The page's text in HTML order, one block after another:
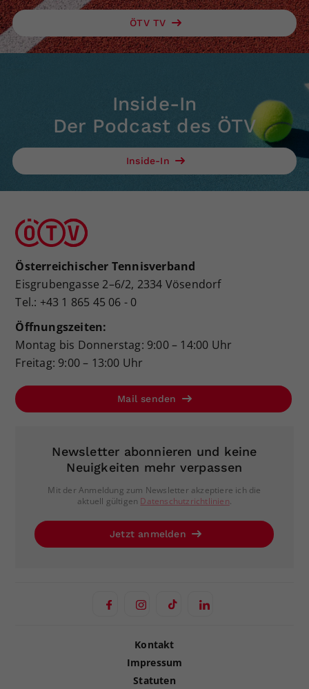
ÖTV TV
Inside-In
Der Podcast des ÖTV
Inside-In
Österreichischer Tennisverband
Eisgrubengasse 2–6/2, 2334 Vösendorf
Tel.: +43 1 865 45 06 - 0
Öffnungszeiten:
Montag bis Donnerstag: 9:00 – 14:00 Uhr
Freitag: 9:00 – 13:00 Uhr
Mail senden
Newsletter abonnieren und keine
Neuigkeiten mehr verpassen
Mit der Anmeldung zum Newsletter akzeptiere ich die
aktuell gültigen Datenschutzrichtlinien.
Jetzt anmelden
Kontakt
Impressum
Statuten